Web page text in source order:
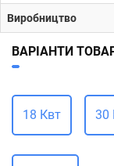
Виробництво
ВАРІАНТИ
18 Квт 30